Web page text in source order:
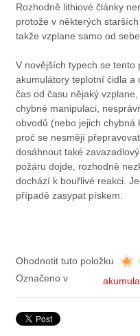
Rozhodně lithiové články
protože v některých
takže vzplane samo od sebe.
V novějších typech se
akumulátory teplotní čidla a
čas od času nějaký
chybné manipulaci,
obvodů (nebo jejich chybná
proč se nesmějí
dosáhnout také
požáru dojde, rozhodně
dochází k bouřlivé reakci.
případě zasypat pískem.
Ohodnotit tuto položku
Označeno v